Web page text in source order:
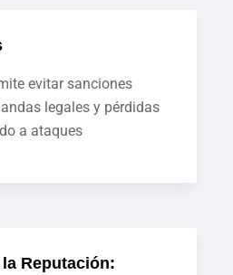
evitar sanciones
legales y pérdidas
a ataques
Reputación: